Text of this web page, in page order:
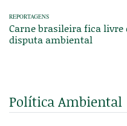
REPORTAGENS
Carne brasileira fica livre
disputa ambiental
Política Ambiental